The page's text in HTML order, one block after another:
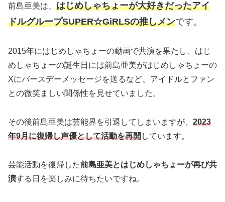
前島亜美は、 はじめしゃちょーが大好きだったアイ
ドルグループSUPER☆GiRLSの推しメンです。
2015年にはじめしゃちょーの動画で共演を果たし、はじ
めしゃちょーの誕生日には前島亜美がはじめしゃちょーの
Xにバースデーメッセージを送るなど、アイドルとファン
との微笑ましい関係性を見せていました。
その後前島亜美は芸能界を引退してしまいますが、 2023
年9月に復帰し声優として活動を再開しています。
芸能活動を復帰した前島亜美とはじめしゃちょーが再び共
演する日を楽しみに待ちたいですね。